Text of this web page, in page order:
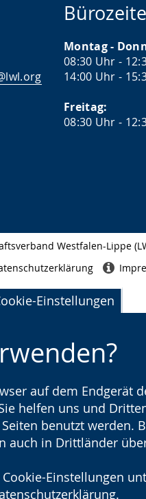
Einstellungen
auf dem Endgerät
helfen uns und
benutzt werden.
auch in Drittländer
Einstellungen
.
Montag -
08:30 Uhr -
14:00 Uhr -
Freitag:
08:30 Uhr -
Westfalen-Lippe